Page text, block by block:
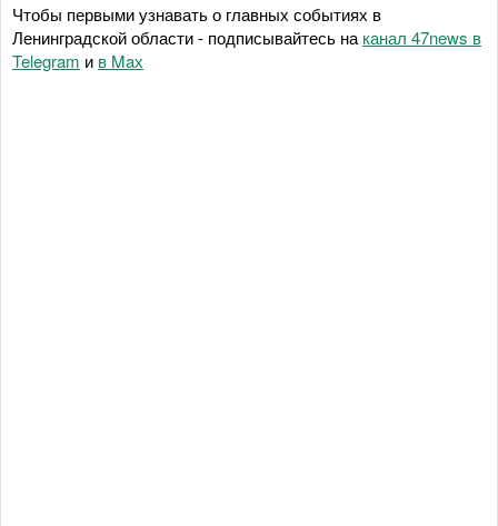
Чтобы первыми узнавать о главных событиях в
Ленинградской области - подписывайтесь на канал 47news в
Telegram и в Maх